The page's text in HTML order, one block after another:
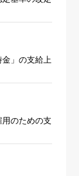
」の支給上
のための支